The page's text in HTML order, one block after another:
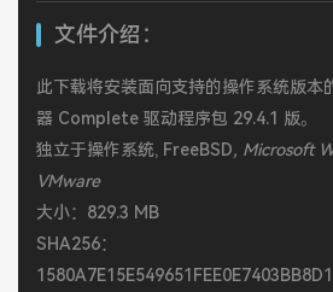
文件介绍：
此下载将安装面向支持的操作系统版
器 Complete 驱动程序包 29.4.1 版。
独立于操作系统, FreeBSD, Microsoft
VMware
大小：829.3 MB
SHA256：